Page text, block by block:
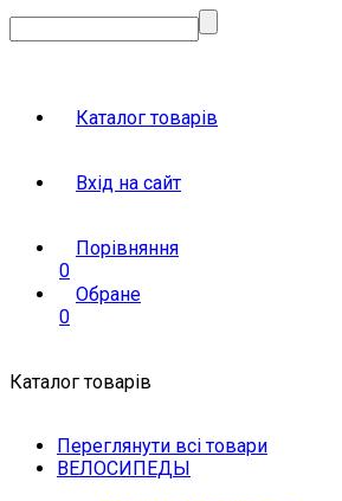
Каталог товарів
Вхід на сайт
Порівняння
0
Обране
0
Каталог товарів
Переглянути всі товари
ВЕЛОСИПЕДЫ